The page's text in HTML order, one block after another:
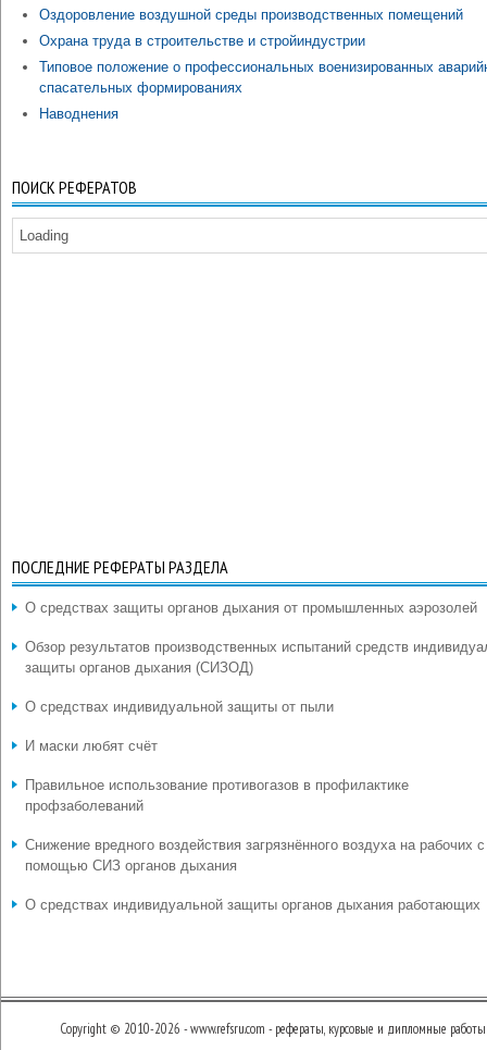
Оздоровление воздушной среды производственных помещений
Охрана труда в строительстве и стройиндустрии
Типовое положение о профессиональных военизированных
спасательных формированиях
Наводнения
ПОИСК РЕФЕРАТОВ
Loading
ПОСЛЕДНИЕ РЕФЕРАТЫ РАЗДЕЛА
О средствах защиты органов дыхания от промышленных аэрозолей
Обзор результатов производственных испытаний средств
защиты органов дыхания (СИЗОД)
О средствах индивидуальной защиты от пыли
И маски любят счёт
Правильное использование противогазов в профилактике
профзаболеваний
Снижение вредного воздействия загрязнённого воздуха на рабочих с
помощью СИЗ органов дыхания
О средствах индивидуальной защиты органов дыхания работающих
Copyright © 2010-2026 - www.refsru.com - рефераты, курсовые и дипломные работы